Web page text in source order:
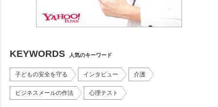
KEYWORDS 人気のキーワード
子どもの安全を守る インタビュー 介護
ビジネスメールの作法 心理テスト